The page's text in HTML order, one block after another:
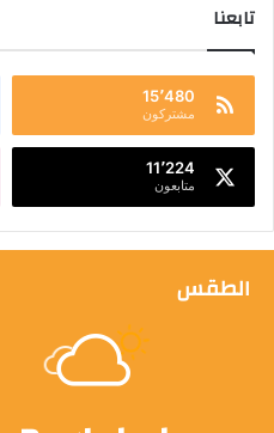
تابعنا
15٬480
مشتركون
11٬224
متابعون
الطقس